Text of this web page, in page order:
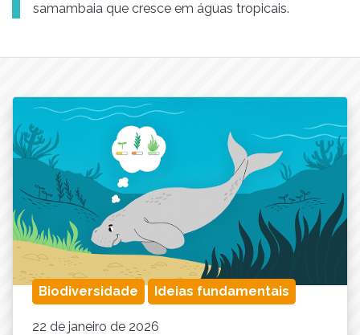
samambaia que cresce em águas tropicais.
Biodiversidade Ideias fundamentais
22 de janeiro de 2026